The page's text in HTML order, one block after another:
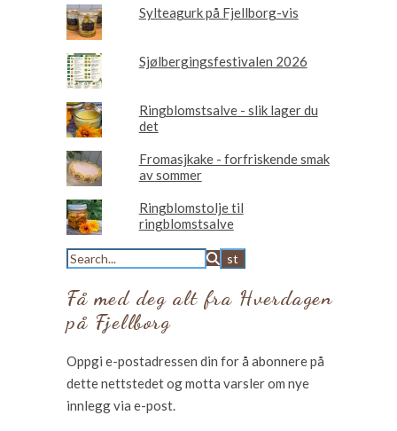
Sylteagurk på Fjellborg-vis
Sjølbergingsfestivalen 2026
Ringblomstsalve - slik lager du
det
Fromasjkake - forfriskende smak
av sommer
Ringblomstolje til
ringblomstsalve
Få med deg alt fra Hverdagen
på Fjellborg
Oppgi e-postadressen din for å abonnere på
dette nettstedet og motta varsler om nye
innlegg via e-post.